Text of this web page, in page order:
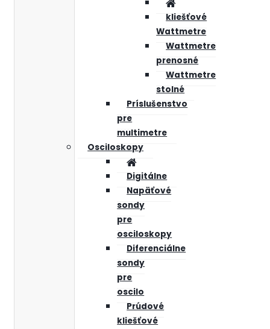
kliešťové
Wattmetre
Wattmetre
prenosné
Wattmetre
stolné
Príslušenstvo
pre
multimetre
Osciloskopy
Digitálne
Napäťové
sondy
pre
osciloskopy
Diferenciálne
sondy
pre
oscilo
Prúdové
kliešťové